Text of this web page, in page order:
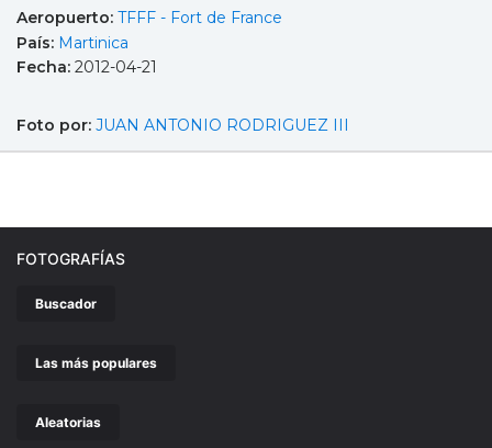
Aeropuerto: TFFF - Fort de France
País: Martinica
Fecha: 2012-04-21
Foto por: JUAN ANTONIO RODRIGUEZ III
FOTOGRAFÍAS
Buscador
Las más populares
Aleatorias